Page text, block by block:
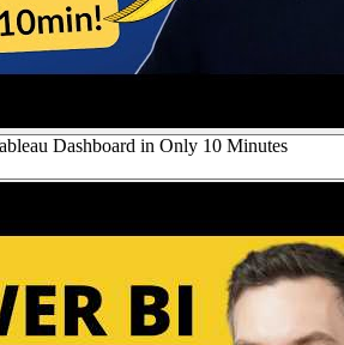
Dashboard in Only 10 Minutes